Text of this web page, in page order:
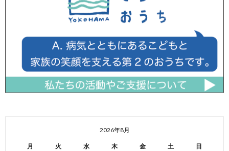
2026年8月
月 火 水 木 金 土 日